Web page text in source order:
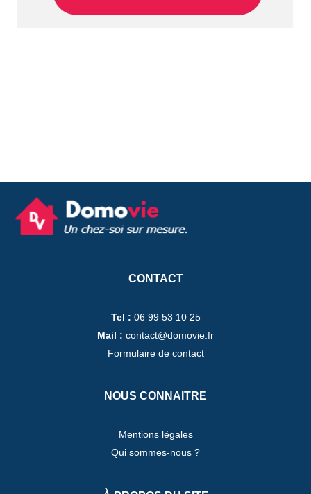
CONTACT
Tel : 06 99 53 10 25
Mail : contact@domovie.fr
Formulaire de contact
NOUS CONNAITRE
Mentions légales
Qui sommes-nous ?